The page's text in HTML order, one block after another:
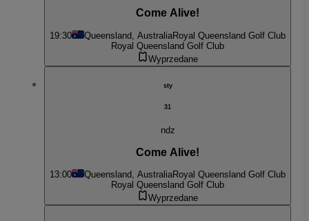
Come Alive!
19:30 Queensland, AustraliaRoyal Queensland Golf Club
Royal Queensland Golf Club
Wyprzedane
sty
31
ndz
Come Alive!
13:00 Queensland, AustraliaRoyal Queensland Golf Club
Royal Queensland Golf Club
Wyprzedane